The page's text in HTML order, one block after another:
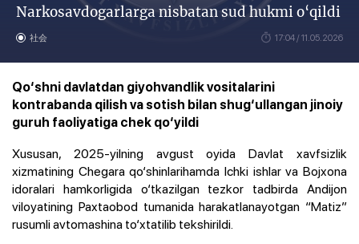
Narkosavdogarlarga nisbatan sud hukmi o‘qildi
社会 17:04 / 11.05.2026
Qo‘shni davlatdan giyohvandlik vositalarini
kontrabanda qilish va sotish bilan shug‘ullangan jinoiy
guruh faoliyatiga chek qo‘yildi
Xususan, 2025-yilning avgust oyida Davlat xavfsizlik
xizmatining Chegara qo‘shinlarihamda Ichki ishlar va Bojxona
idoralari hamkorligida o‘tkazilgan tezkor tadbirda Andijon
viloyatining Paxtaobod tumanida harakatlanayotgan “Matiz”
rusumli avtomashina to‘xtatilib tekshirildi.